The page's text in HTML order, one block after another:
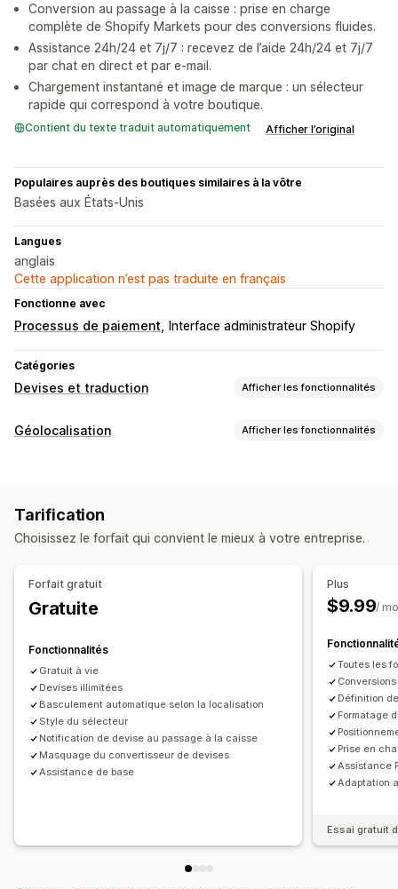
Conversion au passage à la caisse : prise en charge
complète de Shopify Markets pour des conversions fluides.
Assistance 24h/24 et 7j/7 : recevez de l’aide 24h/24 et 7j/7
par chat en direct et par e-mail.
Chargement instantané et image de marque : un sélecteur
rapide qui correspond à votre boutique.
Contient du texte traduit automatiquement Afficher l’original
Populaires auprès des boutiques similaires à la vôtre
Basées aux États-Unis
Langues
anglais
Cette application n’est pas traduite en français
Fonctionne avec
Processus de paiement Interface administrateur Shopify
Catégories
Devises et traduction Afficher les fonctionnalités
Conversion de devises
Traduction en plusieurs langues
Géolocalisation Afficher les fonctionnalités
Redirection automatique Redirection manuelle
Paramètres de localisation
Sélecteur de devise
Tarification
Choisissez le forfait qui convient le mieux à votre entreprise.
Forfait gratuit
Gratuite
Fonctionnalités
Gratuit à vie
Devises illimitées
Basculement automatique selon la localisation
Style du sélecteur
Notification de devise au passage à la caisse
Masquage du convertisseur de devises
Assistance de base
Plus
$9.99/
Toutes les
Définition
Formatage
Prise en
Assistance
Adaptation
Essai gratuit